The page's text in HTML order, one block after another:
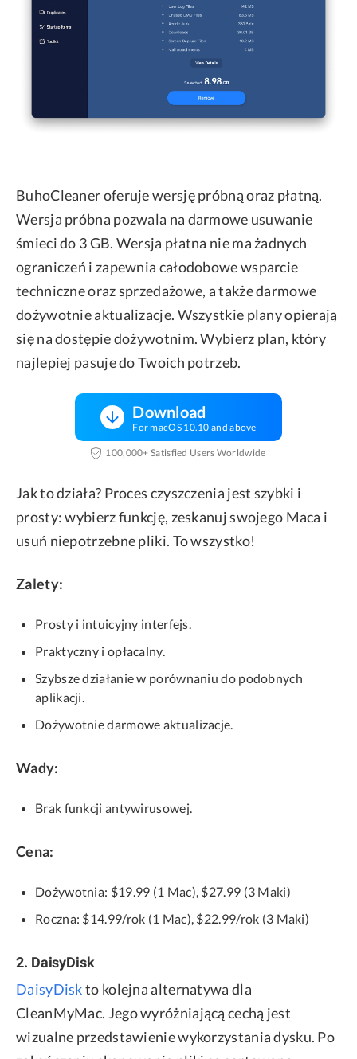
BuhoCleaner oferuje wersję próbną oraz płatną.
Wersja próbna pozwala na darmowe usuwanie
śmieci do 3 GB. Wersja płatna nie ma żadnych
ograniczeń i zapewnia całodobowe wsparcie
techniczne oraz sprzedażowe, a także darmowe
dożywotnie aktualizacje. Wszystkie plany opierają
się na dostępie dożywotnim. Wybierz plan, który
najlepiej pasuje do Twoich potrzeb.
Download
For macOS 10.10 and above
100,000+ Satisfied Users Worldwide
Jak to działa? Proces czyszczenia jest szybki i
prosty: wybierz funkcję, zeskanuj swojego Maca i
usuń niepotrzebne pliki. To wszystko!
Zalety:
Prosty i intuicyjny interfejs.
Praktyczny i opłacalny.
Szybsze działanie w porównaniu do podobnych
aplikacji.
Dożywotnie darmowe aktualizacje.
Wady:
Brak funkcji antywirusowej.
Cena:
Dożywotnia: $19.99 (1 Mac), $27.99 (3 Maki)
Roczna: $14.99/rok (1 Mac), $22.99/rok (3 Maki)
2. DaisyDisk
DaisyDiskto kolejna alternatywa dla
CleanMyMac. Jego wyróżniającą cechą jest
wizualne przedstawienie wykorzystania dysku. Po